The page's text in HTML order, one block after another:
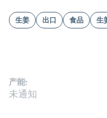
生姜 出口 食品 生
产能:
未通知